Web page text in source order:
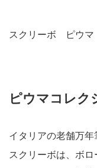
スクリーボ ピウマ
ピウマコレク
イタリアの老舗万
スクリーボは、ボ